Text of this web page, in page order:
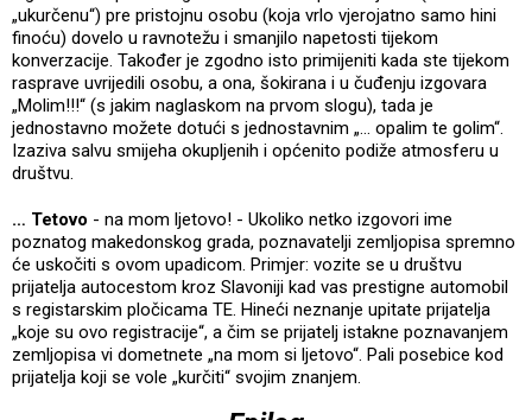
„ukurčenu“) pre pristojnu osobu (koja vrlo vjerojatno samo hini
finoću) dovelo u ravnotežu i smanjilo napetosti tijekom
konverzacije. Također je zgodno isto primijeniti kada ste tijekom
rasprave uvrijedili osobu, a ona, šokirana i u čuđenju izgovara
„Molim!!!“ (s jakim naglaskom na prvom slogu), tada je
jednostavno možete dotući s jednostavnim „… opalim te golim“.
Izaziva salvu smijeha okupljenih i općenito podiže atmosferu u
društvu.
… Tetovo - na mom ljetovo! - Ukoliko netko izgovori ime
poznatog makedonskog grada, poznavatelji zemljopisa spremno
će uskočiti s ovom upadicom. Primjer: vozite se u društvu
prijatelja autocestom kroz Slavoniji kad vas prestigne automobil
s registarskim pločicama TE. Hineći neznanje upitate prijatelja
„koje su ovo registracije“, a čim se prijatelj istakne poznavanjem
zemljopisa vi dometnete „na mom si ljetovo“. Pali posebice kod
prijatelja koji se vole „kurčiti“ svojim znanjem.